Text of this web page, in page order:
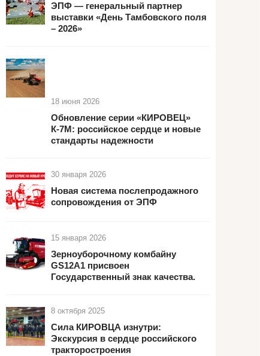
ЭПФ — генеральный партнер
выставки «День Тамбовского поля
– 2026»
18 июня 2026
Обновление серии «КИРОВЕЦ»
К-7М: российское сердце и новые
стандарты надежности
30 января 2026
Новая система послепродажного
сопровождения от ЭПФ
15 января 2026
Зерноуборочному комбайну
GS12А1 присвоен
Государственный знак качества.
8 октября 2025
Сила КИРОВЦА изнутри:
Экскурсия в сердце российского
тракторостроения